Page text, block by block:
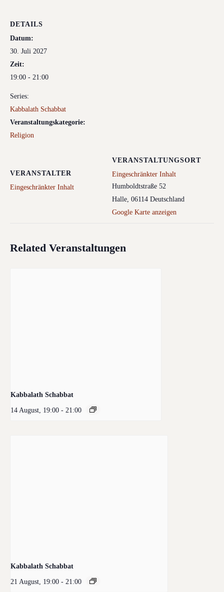
DETAILS
Datum:
30. Juli 2027
Zeit:
19:00 - 21:00
Series:
Kabbalath Schabbat
Veranstaltungskategorie:
Religion
VERANSTALTER
Eingeschränkter Inhalt
VERANSTALTUNGSORT
Eingeschränkter Inhalt
Humboldtstraße 52
Halle 06114 Deutschland
Google Karte anzeigen
Related Veranstaltungen
Kabbalath Schabbat
14 August, 19:00 - 21:00
Kabbalath Schabbat
21 August, 19:00 - 21:00